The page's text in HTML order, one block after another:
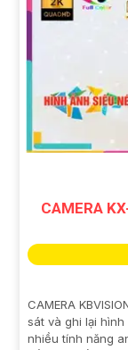
CAMERA
CAMERA
sát và ghi lại
nhiều tính năng